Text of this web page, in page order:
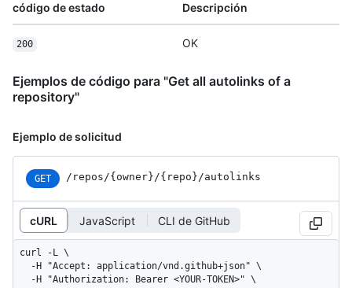
código de estado Descripción
200 OK
Ejemplos de código para "Get all autolinks of a
repository"
Ejemplo de solicitud
GET /repos/{owner}/{repo}/autolinks
cURL JavaScript CLI de GitHub
curl -L \